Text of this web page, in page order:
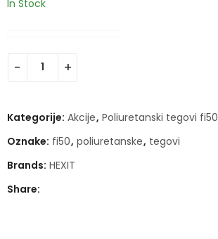
In Stock
Kategorije: Akcije, Poliuretanski tegovi fi50
Oznake: fi50, poliuretanske, tegovi
Brands: HEXIT
Share: